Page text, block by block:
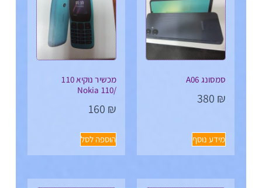
סמסונג A06
380 ₪
מידע נוסף
מכשיר נוקיא 110
/Nokia 110
160 ₪
הוספה לסל